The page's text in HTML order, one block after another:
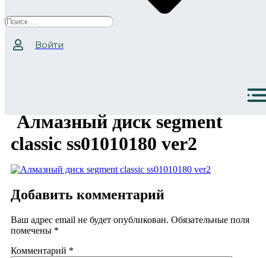
Search
Войти
Алмазный диск segment
classic ss01010180 ver2
Добавить комментарий
Ваш адрес email не будет опубликован. Обязательные поля
помечены *
Комментарий *